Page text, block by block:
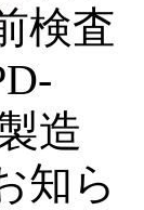
検査
造
知ら